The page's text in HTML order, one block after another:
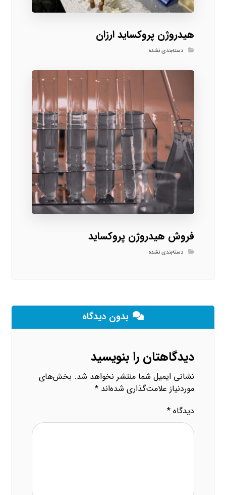
هیدروژن پروکساید ارزان
دسته‌بندی نشده
فروش هیدروژن پروکساید
دسته‌بندی نشده
بدون دیدگاه
دیدگاهتان را بنویسید
نشانی ایمیل شما منتشر نخواهد شد. بخش‌های
موردنیاز علامت‌گذاری شده‌اند*
دیدگاه*